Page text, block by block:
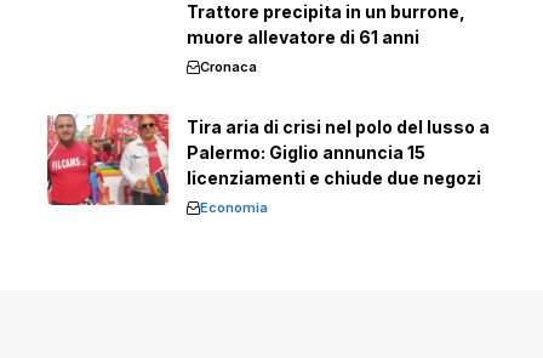
Trattore precipita in un burrone,
muore allevatore di 61 anni
Cronaca
Tira aria di crisi nel polo del lusso a
Palermo: Giglio annuncia 15
licenziamenti e chiude due negozi
Economia